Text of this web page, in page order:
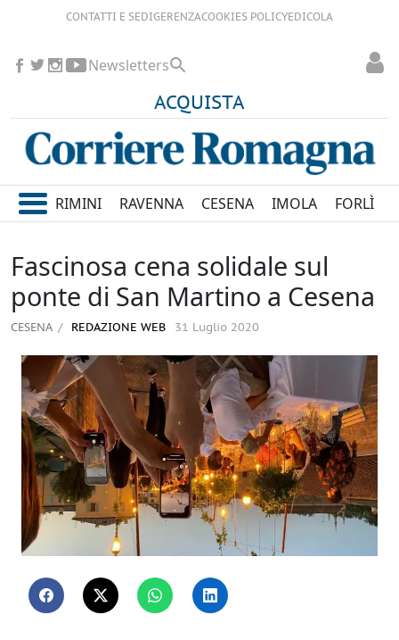
CONTATTI E SEDIGERENZACOOKIES POLICYEDICOLA
ACQUISTA
Newsletters
RIMINI RAVENNA CESENA IMOLA FORLÌ
Fascinosa cena solidale sul
ponte di San Martino a Cesena
CESENA REDAZIONE WEB 31 Luglio 2020